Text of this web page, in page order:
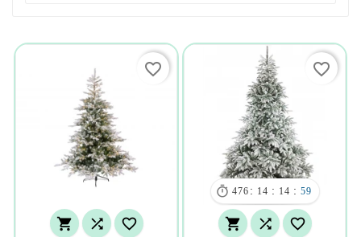
  
favorite_border
 476 : 14 : 14 : 58
  
favorite_border